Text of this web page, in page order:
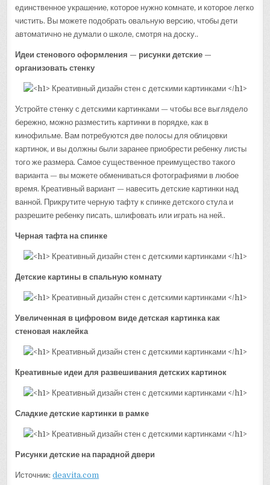
единственное украшение, которое нужно комнате, и которое легко
чистить. Вы можете подобрать овальную версию, чтобы дети
автоматично не думали о школе, смотря на доску..
Идеи стенового оформления — рисунки детские —
организовать стенку
Устройте стенку с детскими картинками — чтобы все выглядело
бережно, можно разместить картинки в порядке, как в
кинофильме. Вам потребуются две полосы для облицовки
картинок, и вы должны были заранее приобрести ребенку листы
того же размера. Самое существенное преимущество такого
варианта — вы можете обмениваться фотографиями в любое
время. Креативный вариант — навесить детские картинки над
ванной. Прикрутите черную тафту к спинке детского стула и
разрешите ребенку писать, шлифовать или играть на ней..
Черная тафта на спинке
Детские картины в спальную комнату
Увеличенная в цифровом виде детская картинка как
стеновая наклейка
Креативные идеи для развешивания детских картинок
Сладкие детские картинки в рамке
Рисунки детские на парадной двери
Источник:deavita.com